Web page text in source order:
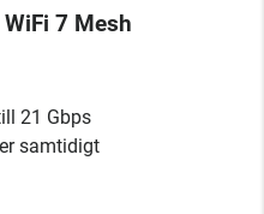
7 Mesh
21 Gbps
samtidigt